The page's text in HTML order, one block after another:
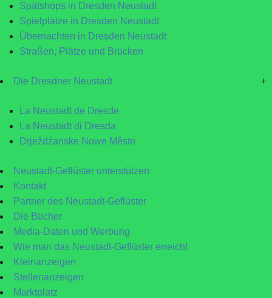
Spätshops in Dresden Neustadt
Spielplätze in Dresden Neustadt
Übernachten in Dresden Neustadt
Straßen, Plätze und Brücken
Die Dresdner Neustadt +
La Neustadt de Dresde
La Neustadt di Dresda
Drježdźanske Nowe Město
Neustadt-Geflüster unterstützen
Kontakt
Partner des Neustadt-Geflüster
Die Bücher
Media-Daten und Werbung
Wie man das Neustadt-Geflüster erreicht
Kleinanzeigen
Stellenanzeigen
Marktplatz